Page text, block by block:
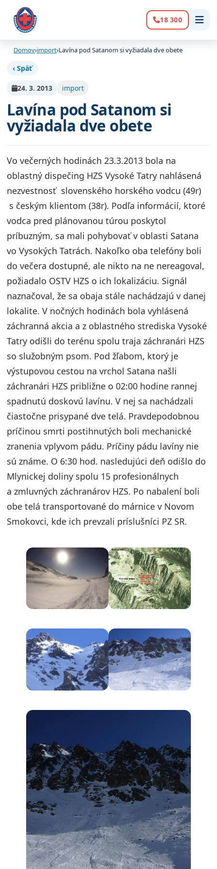
Volanie:
18 300
Domov›import›Lavína pod Satanom si vyžiadala dve obete
‹ Späť
24. 3. 2013 import
Lavína pod Satanom si
vyžiadala dve obete
Vo večerných hodinách 23.3.2013 bola na
oblastný dispečing HZS Vysoké Tatry nahlásená
nezvestnosť slovenského horského vodcu (49r)
s českým klientom (38r). Podľa informácií, ktoré
vodca pred plánovanou túrou poskytol
príbuzným, sa mali pohybovať v oblasti Satana
vo Vysokých Tatrách. Nakoľko oba telefóny boli
do večera dostupné, ale nikto na ne nereagoval,
požiadalo OSTV HZS o ich lokalizáciu. Signál
naznačoval, že sa obaja stále nachádzajú v danej
lokalite. V nočných hodinách bola vyhlásená
záchranná akcia a z oblastného strediska Vysoké
Tatry odišli do terénu spolu traja záchranári HZS
so služobným psom. Pod žľabom, ktorý je
výstupovou cestou na vrchol Satana našli
záchranári HZS približne o 02:00 hodine rannej
spadnutú doskovú lavínu. V nej sa nachádzali
čiastočne prisypané dve telá. Pravdepodobnou
príčinou smrti postihnutých boli mechanické
zranenia vplyvom pádu. Príčiny pádu lavíny nie
sú známe. O 6:30 hod. nasledujúci deň odišlo do
Mlynickej doliny spolu 15 profesionálnych
a zmluvných záchranárov HZS. Po nabalení boli
obe telá transportované do márnice v Novom
Smokovci, kde ich prevzali príslušníci PZ SR.